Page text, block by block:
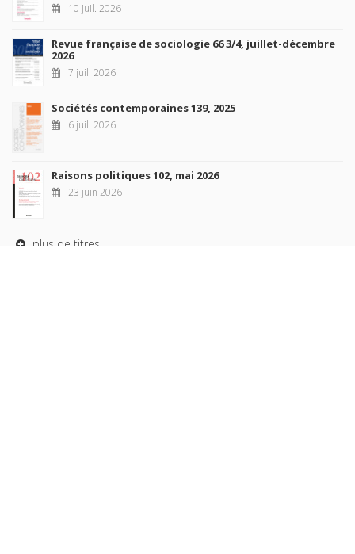
10 juil. 2026
Revue française de sociologie 66 3/4, juillet-décembre
2026
7 juil. 2026
Sociétés contemporaines 139, 2025
6 juil. 2026
Raisons politiques 102, mai 2026
23 juin 2026
plus de titres